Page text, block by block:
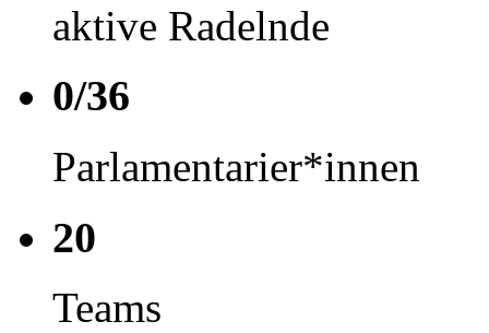
aktive Radelnde
0/36
Parlamentarier*innen
20
Teams